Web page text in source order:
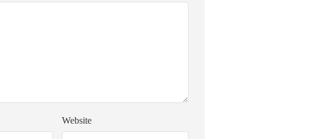
Website